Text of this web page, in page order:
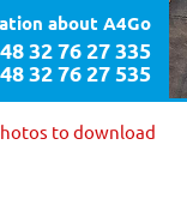
about A4Go
32 76 27 335
32 76 27 535
to download